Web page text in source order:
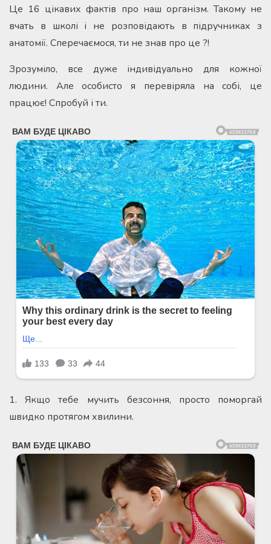
Це 16 цікавих фактів про наш організм. Такому не
вчать в школі і не розповідають в підручниках з
анатомії. Сперечаємося, ти не знав про це ?!
Зрозуміло, все дуже індивідуально для кожної
людини. Але особисто я перевіряла на собі, це
працює! Спробуй і ти.
1. Якщо тебе мучить безсоння, просто поморгай
швидко протягом хвилини.